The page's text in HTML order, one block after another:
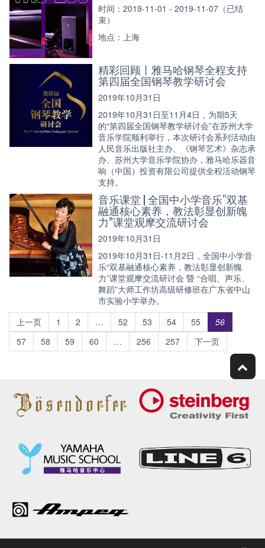
时间：2019-11-01 - 2019-11-07（已结
束）
地点：上海
精彩回顾丨雅马哈钢琴全程支持
第四届全国钢琴教学研讨会
2019年10月31日
2019年10月31日至11月4日，为期5天
的“第四届全国钢琴教学研讨会”在苏州大学
音乐学院顺利举行，本次研讨会系列活动由
人民音乐出版社主办、《钢琴艺术》杂志承
办、苏州大学音乐学院协办，雅马哈乐器音
响（中国）投资有限公司提供全程活动钢琴
支持。
音乐课堂 | 全国中小学音乐“双基
融通核心素养，教法彰显创新魄
力”课堂观摩交流研讨会
2019年10月31日
2019年10月31日-11月2日，全国中小学音
乐“双基融通核心素养，教法彰显创新魄
力”课堂观摩交流研讨会 暨 “合唱、声乐、
舞蹈”大师工作坊高级研修班在广东省中山
市实验小学举办。
上一页
1 2 … 52 53 54 55
56
57
58 59 60 … 256 257 下一页